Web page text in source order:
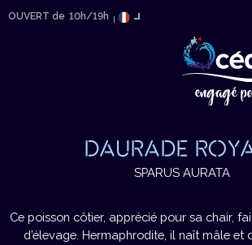
OUVERT de 10h/19h
DAURADE
SPARUS AURATA
Ce poisson côtier, apprécié pour sa chair,
d’élevage. Hermaphrodite, il naît mâle et